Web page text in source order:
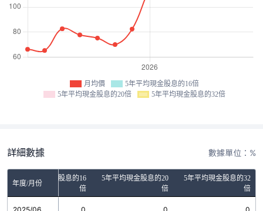
月均價
5年平均現金股息的16倍
5年平均現金股息的20倍
5年平均現金股息的32倍
詳細數據 數據單位：%
年度/月份
5年平均現金股息的16
倍
5年平均現金股息的20
倍
5年平均現金股息的32
倍